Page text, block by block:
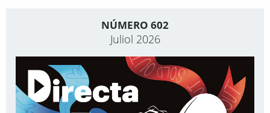
NÚMERO 602
Juliol 2026